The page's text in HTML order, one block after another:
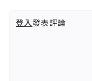
登入發表評論